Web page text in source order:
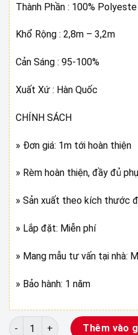
Thành Phần : 100% Polyeste
Khổ Rộng : 2,8m – 3,2m
Cản Sáng : 95-100%
Xuất Xứ : Hàn Quốc
CHÍNH SÁCH
» Đơn giá: 1m tới hoàn thiện
» Rèm hoàn thiện, đầy đủ
» Sản xuất theo kích thước
» Lắp đặt: Miễn phí
» Mang mẫu tư vấn tại nhà:
» Bảo hành: 1 năm
RÈM 2 LỚP ĐẸP CHO NGÔI
Thêm vào